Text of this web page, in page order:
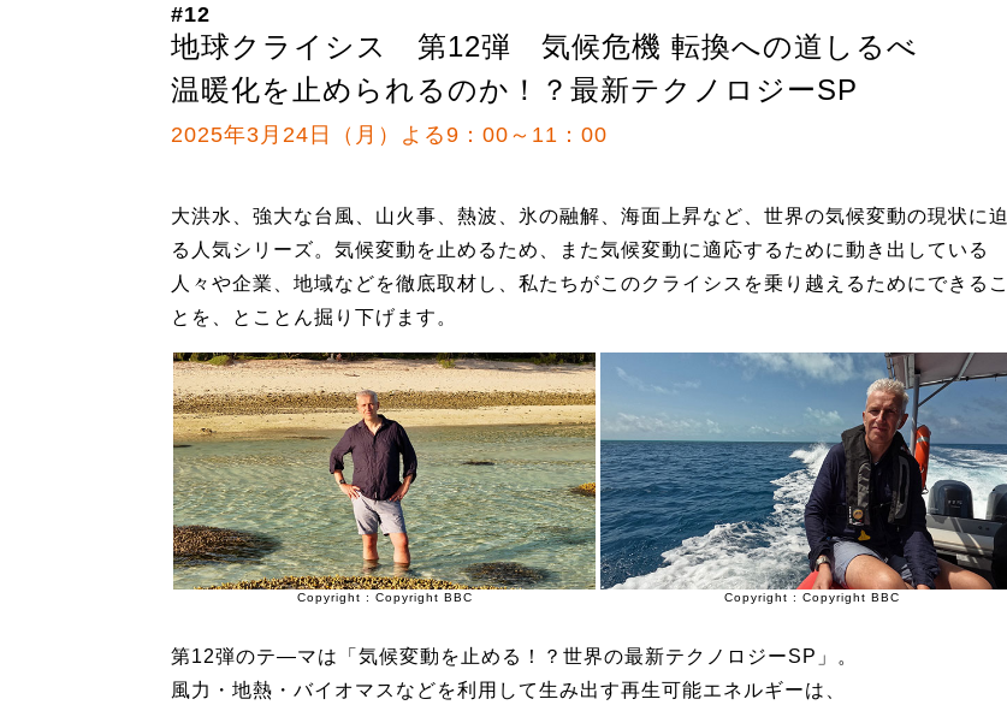
#12
地球クライシス 第12弾 気候危機 転換への道しるべ
温暖化を止められるのか！？最新テクノロジーSP
2025年3月24日（月）よる9：00～11：00
大洪水、強大な台風、山火事、熱波、氷の融解、海面上昇など、世界の気候変動の現状に迫
る人気シリーズ。気候変動を止めるため、また気候変動に適応するために動き出している
人々や企業、地域などを徹底取材し、私たちがこのクライシスを乗り越えるためにできるこ
とを、とことん掘り下げます。
Copyright : Copyright BBC Copyright : Copyright BBC
第12弾のテ―マは「気候変動を止める！？世界の最新テクノロジーSP」。
風力・地熱・バイオマスなどを利用して生み出す再生可能エネルギーは、